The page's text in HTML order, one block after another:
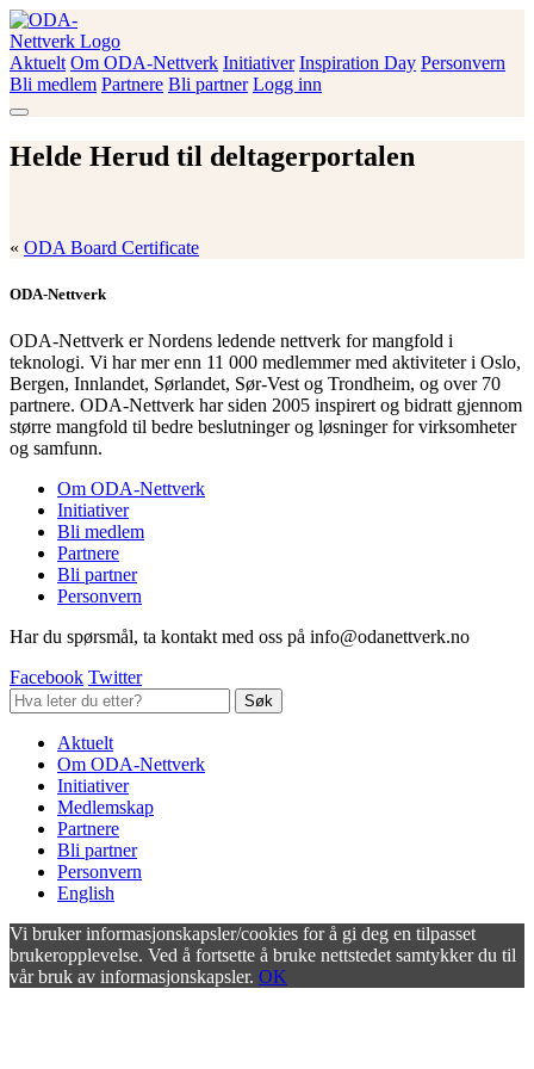
Skip
to
content
ODA-Nettverk
Aktuelt Om ODA-Nettverk Initiativer Inspiration Day Personvern
Bli medlem Partnere Bli partner Logg inn
Helde Herud til deltagerportalen
« ODA Board Certificate
ODA-Nettverk
ODA-Nettverk er Nordens ledende nettverk for mangfold i
teknologi. Vi har mer enn 11 000 medlemmer med aktiviteter i Oslo,
Bergen, Innlandet, Sørlandet, Sør-Vest og Trondheim, og over 70
partnere. ODA-Nettverk har siden 2005 inspirert og bidratt gjennom
større mangfold til bedre beslutninger og løsninger for virksomheter
og samfunn.
Om ODA-Nettverk
Initiativer
Bli medlem
Partnere
Bli partner
Personvern
Har du spørsmål, ta kontakt med oss på info@odanettverk.no
Facebook Twitter
Aktuelt
Om ODA-Nettverk
Initiativer
Medlemskap
Partnere
Bli partner
Personvern
English
Vi bruker informasjonskapsler/cookies for å gi deg en tilpasset
brukeropplevelse. Ved å fortsette å bruke nettstedet samtykker du til
vår bruk av informasjonskapsler. OK